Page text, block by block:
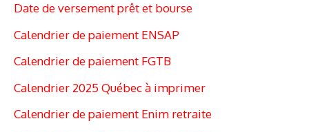
Date de versement prêt et bourse
Calendrier de paiement ENSAP
Calendrier de paiement FGTB
Calendrier 2025 Québec à imprimer
Calendrier de paiement Enim retraite